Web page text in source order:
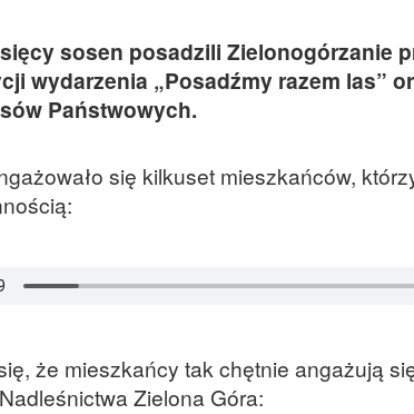
sosen posadzili Zielonogórzanie
wydarzenia „Posadźmy razem las”
Państwowych.
się kilkuset mieszkańców,
że mieszkańcy tak chętnie angażują
Zielona Góra: